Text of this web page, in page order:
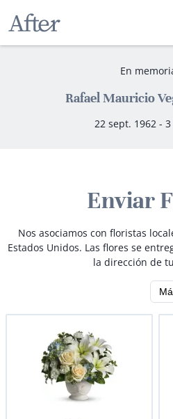
En
Rafael Mauricio
22 sept. 1962 -
Enviar
Nos asociamos con floristas
Estados Unidos. Las flores se
la dirección de